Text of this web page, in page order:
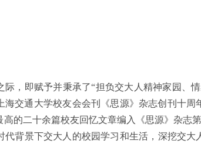
际，即赋予并秉承了“担负交大人精神家园、
海交通大学校友会会刊《思源》杂志创刊十
的二十余篇校友回忆文章编入《思源》杂志
代背景下交大人的校园学习和生活，深挖交